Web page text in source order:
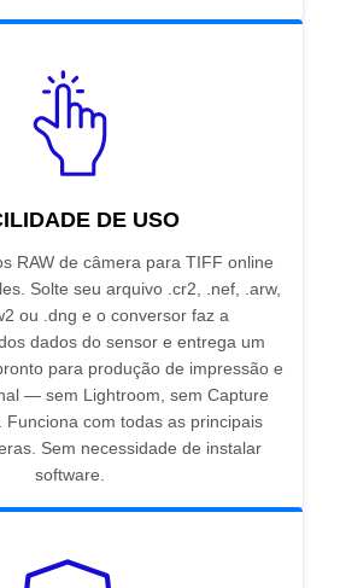
DE USO
RAW de câmera para TIFF online
Solte seu arquivo .cr2, .nef, .arw,
ou .dng e o conversor faz a
dados do sensor e entrega um
para produção de impressão e
— sem Lightroom, sem Capture
Funciona com todas as principais
Sem necessidade de instalar
software.